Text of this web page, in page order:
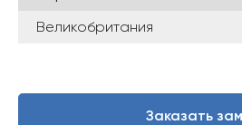
Великобритания
Заказать